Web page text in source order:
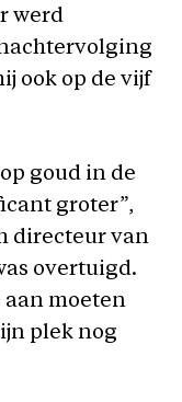
werd
ook op de vijf
goud in de
groter”,
directeur van
overtuigd.
aan moeten
plek nog